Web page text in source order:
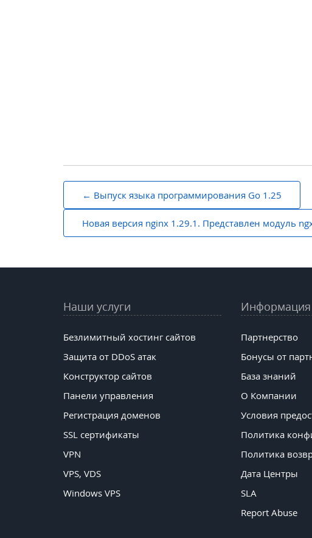
Навигация
по
записям
Выпуск языка программирования Go 1.25
Новая версия nginx 1.29.1. Представлен модуль
Наши услуги
Безлимитный хостинг сайтов
Защита от DDoS атак
Конструктор сайтов
Панели управления
Регистрация доменов
SSL сертификаты
VPN
VPS, VDS
Windows VPS
Информация
Партнерство
Бонусы от
База знаний
О Компании
Условия
Политика
Политика
Дата Центры
SLA
Report Abuse